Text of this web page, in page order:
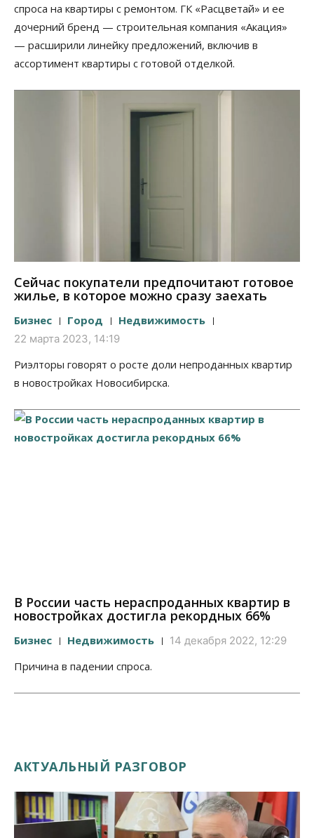
спроса на квартиры с ремонтом. ГК «Расцветай» и ее
дочерний бренд — строительная компания «Акация»
— расширили линейку предложений, включив в
ассортимент квартиры с готовой отделкой.
Сейчас покупатели предпочитают готовое
жилье, в которое можно сразу заехать
Бизнес Город Недвижимость
22 марта 2023, 14:19
Риэлторы говорят о росте доли непроданных квартир
в новостройках Новосибирска.
В России часть нераспроданных квартир в
новостройках достигла рекордных 66%
Бизнес Недвижимость 14 декабря 2022, 12:29
Причина в падении спроса.
АКТУАЛЬНЫЙ РАЗГОВОР